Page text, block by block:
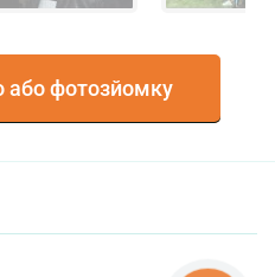
або фотозйомку